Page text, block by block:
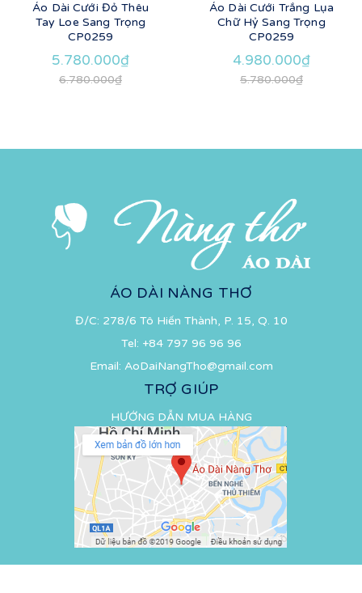
Áo Dài Cưới Đỏ Thêu
Tay Loe Sang Trọng
CP0259
5.780.000₫
6.780.000₫
Áo Dài Cưới Trắng Lụa
Chữ Hỷ Sang Trọng
CP0259
4.980.000₫
5.780.000₫
ÁO DÀI NÀNG THƠ
Đ/C: 278/6 Tô Hiến Thành, P. 15, Q. 10
Tel: +84 797 96 96 96
Email: AoDaiNangTho@gmail.com
TRỢ GIÚP
HƯỚNG DẪN MUA HÀNG